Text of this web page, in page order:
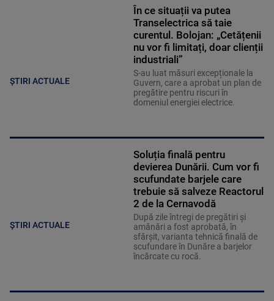
ȘTIRI ACTUALE
În ce situații va putea
Transelectrica să taie
curentul. Bolojan: „Cetățenii
nu vor fi limitați, doar clienții
industriali”
S-au luat măsuri excepționale la
Guvern, care a aprobat un plan de
pregătire pentru riscuri în
domeniul energiei electrice.
ȘTIRI ACTUALE
Soluția finală pentru
devierea Dunării. Cum vor fi
scufundate barjele care
trebuie să salveze Reactorul
2 de la Cernavodă
După zile întregi de pregătiri și
amânări a fost aprobată, în
sfârșit, varianta tehnică finală de
scufundare în Dunăre a barjelor
încărcate cu rocă.